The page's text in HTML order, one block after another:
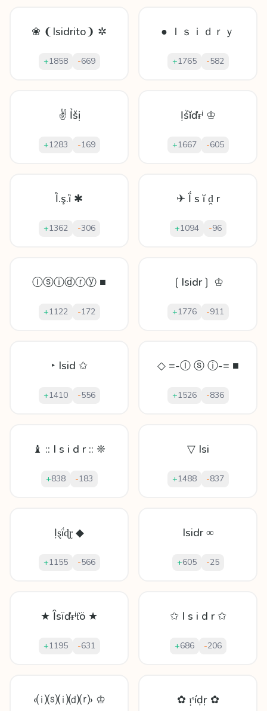
❀ ❨Isidrito❩ ✲
+1858 -669
● Ｉｓｉｄｒｙ
+1765 -582
✌ Ỉšị
+1283 -169
Ịṥĭďɍⁱ ♔
+1667 -605
Ȉ.ş.ȉ ✱
+1362 -306
✈ Ḯ ѕ ĭ ḓ r
+1094 -96
Ⓘⓢⓘⓓⓡⓨ ■
+1122 -172
❲Isidr❳ ♔
+1776 -911
‣ Isid ✩
+1410 -556
◇ =-Ⓘ ⓢ ⓘ-= ■
+1526 -836
♝ :: I s i d r :: ❈
+838 -183
▽ Isi
+1488 -837
Ịȿḯɖɽ ◆
+1155 -566
Isidr ∞
+605 -25
★ Ȋsïďᵲⁱƭö ★
+1195 -631
✩ I s i d r ✩
+686 -206
‹⒤⒮⒤⒟⒭› ♔ ✿ ᴉˢíḍṛ ✿